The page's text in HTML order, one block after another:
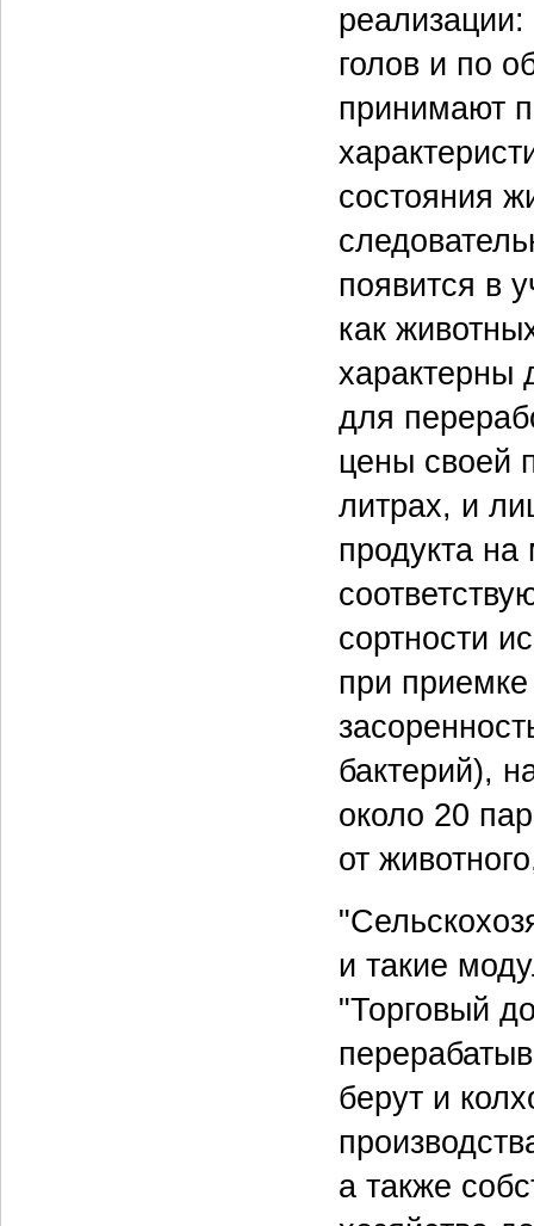
реализации:
голов и по
принимают
состояния
появится в
как
характерны
для
цены своей
литрах, и
продукта на
сортности
при приемке
бактерий),
около 20
от
и такие
"Торговый
берут и
а также